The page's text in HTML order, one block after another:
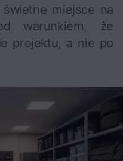
miejsce na
warunkiem, że
projektu, a nie po